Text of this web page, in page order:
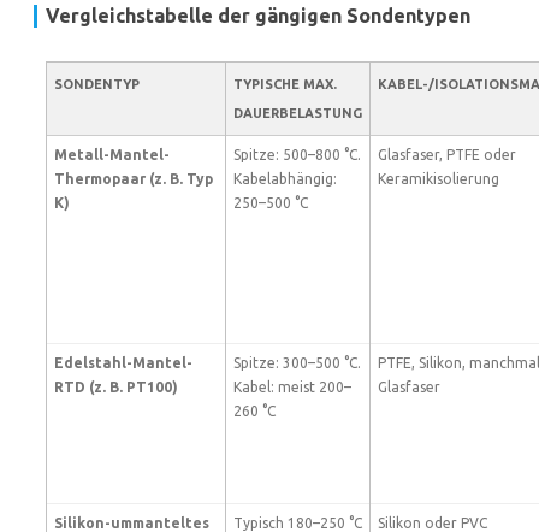
Vergleichstabelle der gängigen Sondentypen
SONDENTYP
TYPISCHE MAX.
DAUERBELASTUNG
KABEL-/
Metall-Mantel-
Thermopaar (z. B. Typ
K)
Spitze: 500–800 °C.
Kabelabhängig:
250–500 °C
Glasfaser, PTFE oder
Keramikisolierung
Edelstahl-Mantel-
RTD (z. B. PT100)
Spitze: 300–500 °C.
Kabel: meist 200–
260 °C
PTFE, Silikon, manchmal
Glasfaser
Silikon-ummanteltes
Typisch 180–250 °C Silikon oder PVC